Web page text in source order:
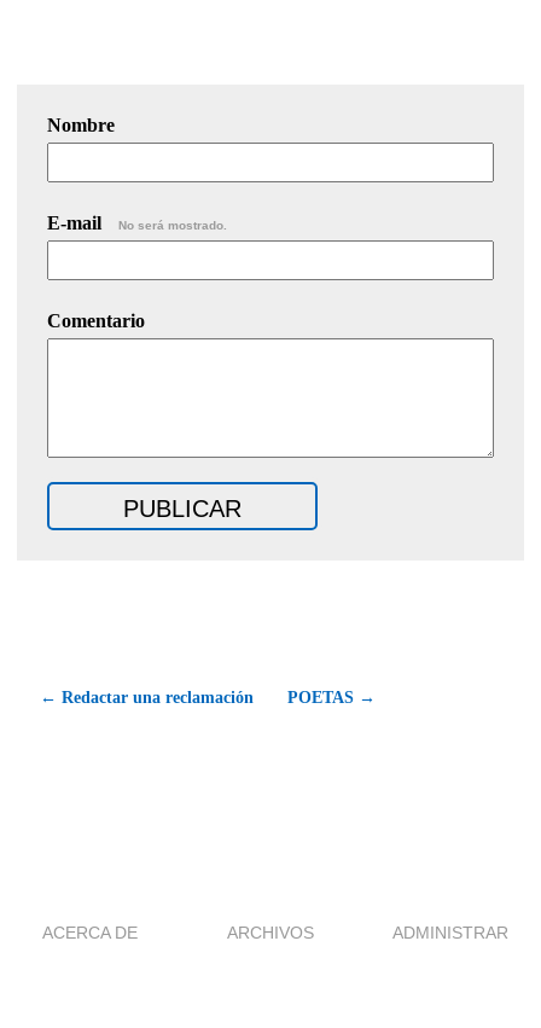
Nombre
E-mail No será mostrado.
Comentario
← Redactar una reclamación POETAS →
ACERCA DE ARCHIVOS ADMINISTRAR